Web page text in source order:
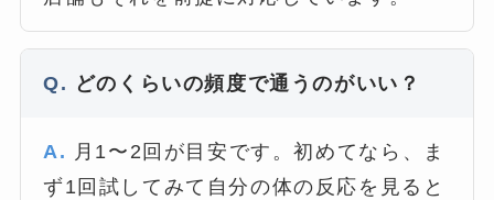
どのくらいの頻度で通うのがいい？
月1〜2回が目安です。初めてなら、ま
ず1回試してみて自分の体の反応を見ると